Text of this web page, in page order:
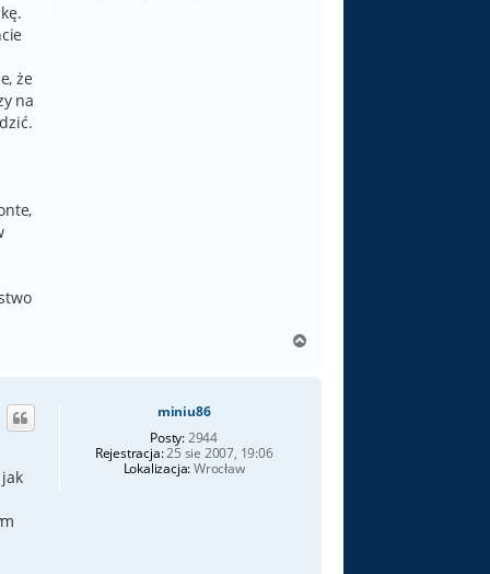
że
na
g
miniu86
Posty:2944
Rejestracja:25 sie 2007, 19:06
Lokalizacja:Wrocław